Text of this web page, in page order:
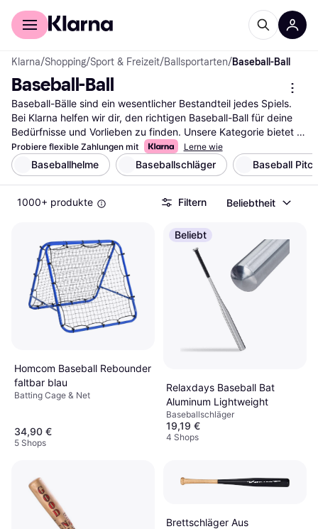
Für Shopper
Klarna/Shopping/Sport & Freizeit/Ballsportarten/Baseball-Ball
Baseball-Ball
Baseball-Bälle sind ein wesentlicher Bestandteil jedes Spiels.
Bei Klarna helfen wir dir, den richtigen Baseball-Ball für deine
Bedürfnisse und Vorlieben zu finden. Unsere Kategorie bietet
eine Vielzahl von Bällen, die du mit unseren hilfreichen Filtern
einfach durchsuchen kannst. Ob du nach einem Ball für
Training, Wettkampf oder Freizeit suchst, unsere Filter leiten
dich schnell zum besten Baseball-Ball. Du kannst nach Marke,
Preis oder Material filtern, um deine Auswahl weiter
Anforderungen entspricht. Lies die Nutzerbewertungen, um
mehr über die Erfahrungen anderer zu erfahren und die richtige
Wahl zu treffen. Beginne deine Suche hier und finde den
Baseball-Ball, der perfekt zu deinem Spiel passt.
Mehr über baseball-ball »
Probiere flexible Zahlungen mit Lerne wie
Baseballhelme Baseballschläger Baseball
1000+ produkte Filtern Beliebtheit
Homcom Baseball Rebounder
faltbar blau
Batting Cage & Net
34,90 €
5 Shops
Beliebt
Relaxdays Baseball Bat
Aluminum Lightweight
Baseballschläger
19,19 €
4 Shops
Brettschläger Aus